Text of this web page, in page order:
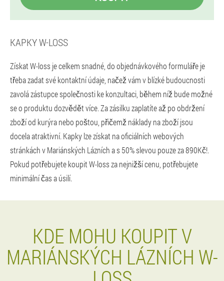
KAPKY W-LOSS
Získat W-loss je celkem snadné, do objednávkového formuláře je
třeba zadat své kontaktní údaje, načež vám v blízké budoucnosti
zavolá zástupce společnosti ke konzultaci, během níž bude možné
se o produktu dozvědět více. Za zásilku zaplatíte až po obdržení
zboží od kurýra nebo poštou, přičemž náklady na zboží jsou
docela atraktivní. Kapky lze získat na oficiálních webových
stránkách v Mariánských Lázních a s 50% slevou pouze za 890Kč!.
Pokud potřebujete koupit W-loss za nejnižší cenu, potřebujete
minimální čas a úsilí.
KDE MOHU KOUPIT V
MARIÁNSKÝCH LÁZNÍCH W-